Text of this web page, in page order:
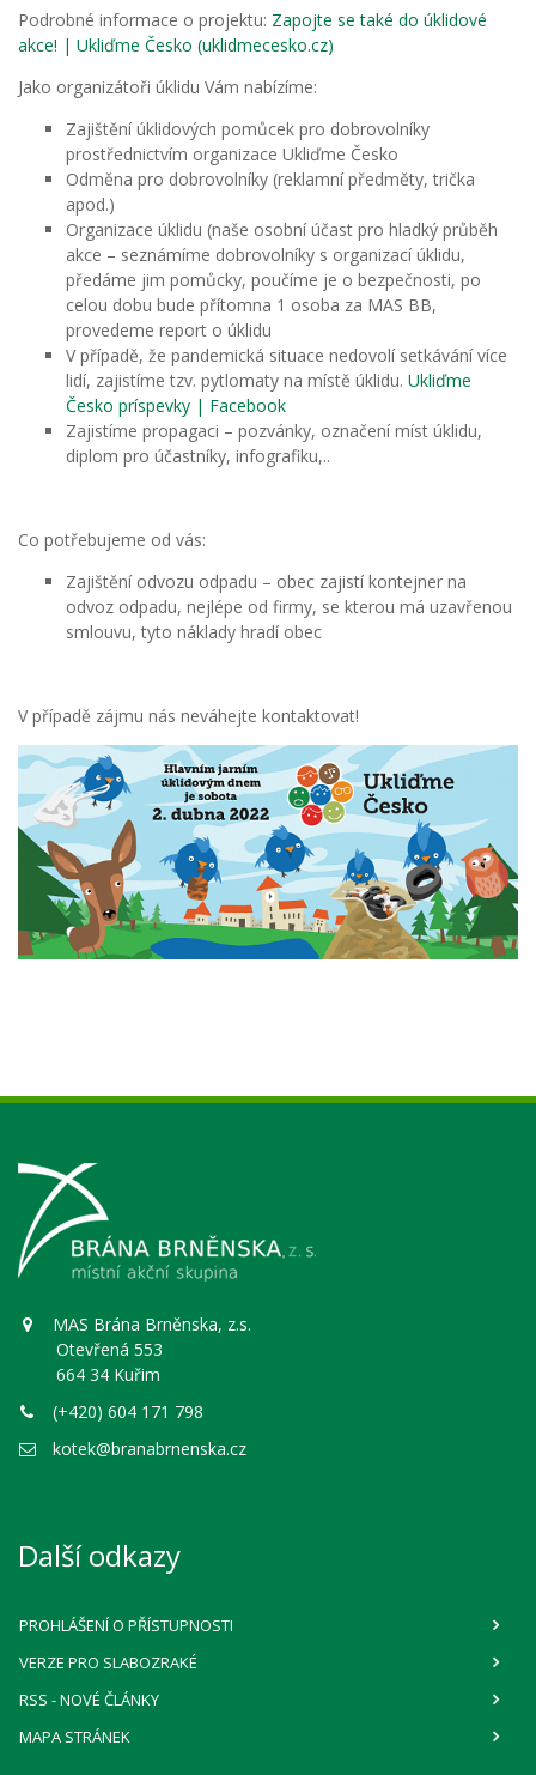
Podrobné informace o projektu: Zapojte se také do úklidové
akce! | Ukliďme Česko (uklidmecesko.cz)
Jako organizátoři úklidu Vám nabízíme:
Zajištění úklidových pomůcek pro dobrovolníky
prostřednictvím organizace Ukliďme Česko
Odměna pro dobrovolníky (reklamní předměty, trička
apod.)
Organizace úklidu (naše osobní účast pro hladký průběh
akce – seznámíme dobrovolníky s organizací úklidu,
předáme jim pomůcky, poučíme je o bezpečnosti, po
celou dobu bude přítomna 1 osoba za MAS BB,
provedeme report o úklidu
V případě, že pandemická situace nedovolí setkávání více
lidí, zajistíme tzv. pytlomaty na místě úklidu. Ukliďme
Česko príspevky | Facebook
Zajistíme propagaci – pozvánky, označení míst úklidu,
diplom pro účastníky, infografiku,..
Co potřebujeme od vás:
Zajištění odvozu odpadu – obec zajistí kontejner na
odvoz odpadu, nejlépe od firmy, se kterou má uzavřenou
smlouvu, tyto náklady hradí obec
V případě zájmu nás neváhejte kontaktovat!
MAS Brána Brněnska, z.s.
Otevřená 553
664 34 Kuřim
(+420) 604 171 798
kotek@branabrnenska.cz
Další odkazy
PROHLÁŠENÍ O PŘÍSTUPNOSTI
VERZE PRO SLABOZRAKÉ
RSS - NOVÉ ČLÁNKY
MAPA STRÁNEK